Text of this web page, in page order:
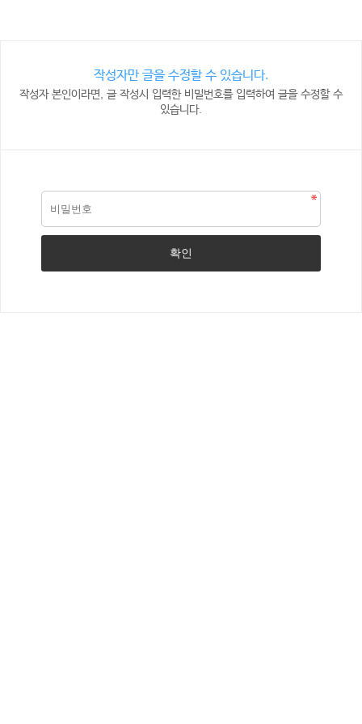
작성자만 글을 수정할 수 있습니다.
작성자 본인이라면, 글 작성시 입력한 비밀번호를 입력하여 글을 수정할 수
있습니다.